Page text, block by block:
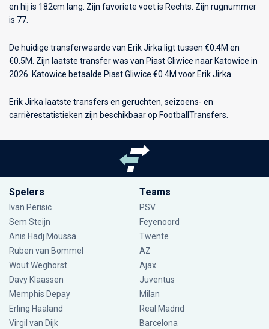
en hij is 182cm lang. Zijn favoriete voet is Rechts. Zijn rugnummer
is 77.
De huidige transferwaarde van Erik Jirka ligt tussen €0.4M en
€0.5M. Zijn laatste transfer was van Piast Gliwice naar Katowice in
2026. Katowice betaalde Piast Gliwice €0.4M voor Erik Jirka.
Erik Jirka laatste transfers en geruchten, seizoens- en
carrièrestatistieken zijn beschikbaar op FootballTransfers.
Spelers
Ivan Perisic
Sem Steijn
Anis Hadj Moussa
Ruben van Bommel
Wout Weghorst
Davy Klaassen
Memphis Depay
Erling Haaland
Virgil van Dijk
Teams
PSV
Feyenoord
Twente
AZ
Ajax
Juventus
Milan
Real Madrid
Barcelona